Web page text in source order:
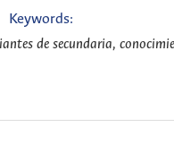
Keywords:
de secundaria,